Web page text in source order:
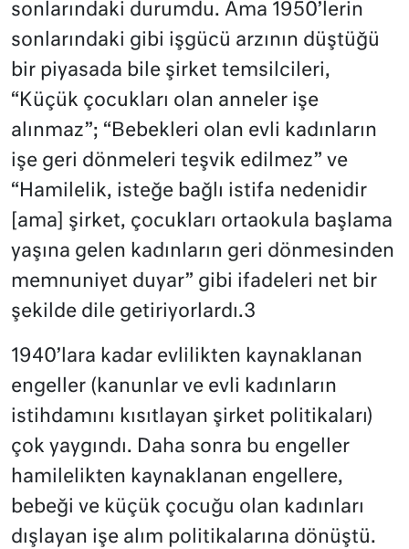
sonlarındaki durumdu. Ama 1950’lerin
sonlarındaki gibi işgücü arzının düştüğü
bir piyasada bile şirket temsilcileri,
“Küçük çocukları olan anneler işe
alınmaz”; “Bebekleri olan evli kadınların
işe geri dönmeleri teşvik edilmez” ve
“Hamilelik, isteğe bağlı istifa nedenidir
[ama] şirket, çocukları ortaokula başlama
yaşına gelen kadınların geri dönmesinden
memnuniyet duyar” gibi ifadeleri net bir
şekilde dile getiriyorlardı.3
1940’lara kadar evlilikten kaynaklanan
engeller (kanunlar ve evli kadınların
istihdamını kısıtlayan şirket politikaları)
çok yaygındı. Daha sonra bu engeller
hamilelikten kaynaklanan engellere,
bebeği ve küçük çocuğu olan kadınları
dışlayan işe alım politikalarına dönüştü.